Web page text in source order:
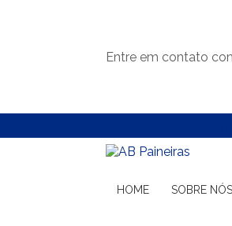
Entre em contato
HOME SOBRE NÓS